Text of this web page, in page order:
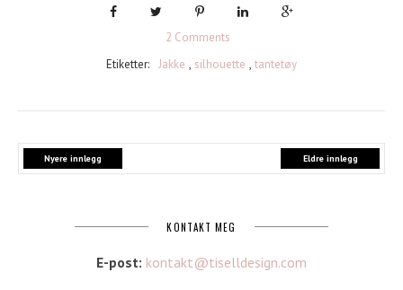
2 Comments
Etiketter: Jakke , silhouette , tantetøy
Nyere innlegg Eldre innlegg
KONTAKT MEG
E-post: kontakt@tiselldesign.com